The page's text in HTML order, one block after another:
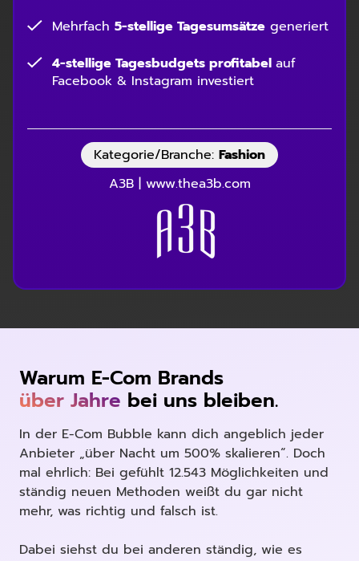
Mehrfach 5-stellige Tagesumsätzegeneriert
4-stellige Tagesbudgets profitabel auf
Facebook & Instagram investiert
Kategorie/Branche: Fashion
A3B | www.thea3b.com
Warum E-Com Brands
über Jahre bei uns bleiben.
In der E-Com Bubble kann dich angeblich jeder
Anbieter „über Nacht um 500% skalieren“. Doch
mal ehrlich: Bei gefühlt 12.543 Möglichkeiten und
ständig neuen Methoden weißt du gar nicht
mehr, was richtig und falsch ist.
Dabei siehst du bei anderen ständig, wie es